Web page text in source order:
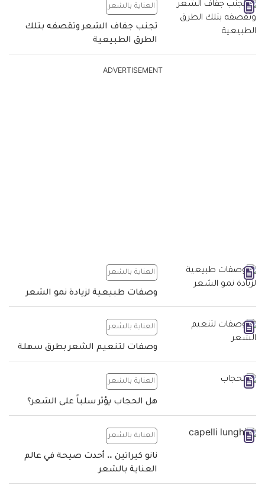
العناية بالشعر
تجنب جفاف الشعر وتقصفه بتلك
الطرق الطبيعية
ADVERTISEMENT
العناية بالشعر
وصفات طبيعية لزيادة نمو الشعر
العناية بالشعر
وصفات لتنعيم الشعر بطرق سهلة
العناية بالشعر
هل الحجاب يؤثر سلباً على الشعر؟
العناية بالشعر
نانو كيراتين .. أحدث صيحة في عالم
العناية بالشعر